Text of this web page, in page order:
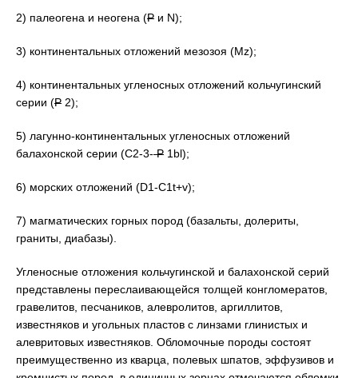
2) палеогена и неогена (Р и N);
3) континентальных отложений мезозоя (Мz);
4) континентальных угленосных отложений кольчугинский
серии (Р 2);
5) лагунно-континентальных угленосных отложений
балахонской серии (С2-3-Р 1bl);
6) морских отложений (D1-C1t+v);
7) магматических горных пород (базальты, долериты,
граниты, диабазы).
Угленосные отложения кольчугинской и балахонской серий
представлены переслаивающейся толщей конгломератов,
гравелитов, песчаников, алевролитов, аргиллитов,
известняков и угольных пластов с линзами глинистых и
алевритовых известняков. Обломочные породы состоят
преимущественно из кварца, полевых шпатов, эффузивов и